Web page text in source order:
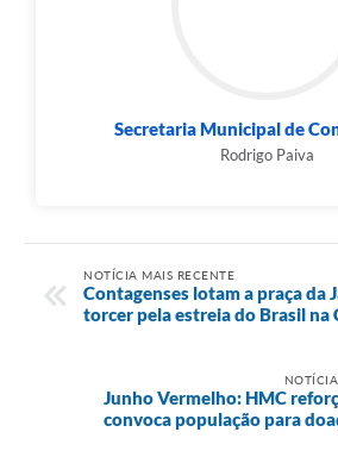
Secretaria Municipal de
Rodrigo Paiva
NOTÍCIA MAIS RECENTE
Contagenses lotam a praça da
torcer pela estreia do Brasil na
Junho Vermelho: HMC
convoca população para